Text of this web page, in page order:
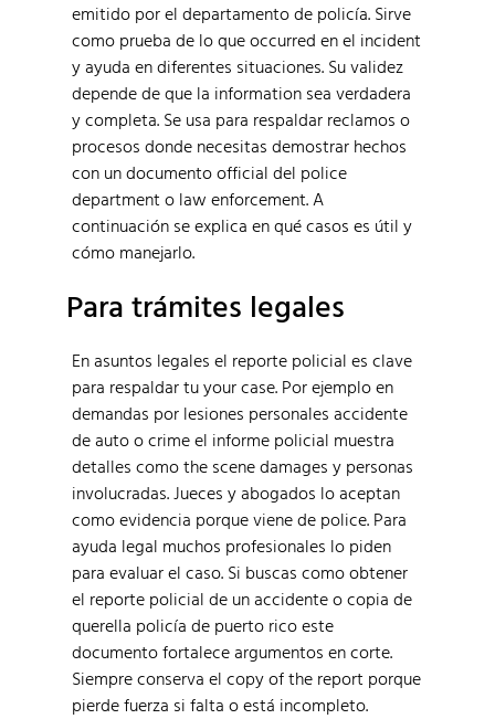
emitido por el departamento de policía. Sirve
como prueba de lo que occurred en el incident
y ayuda en diferentes situaciones. Su validez
depende de que la information sea verdadera
y completa. Se usa para respaldar reclamos o
procesos donde necesitas demostrar hechos
con un documento official del police
department o law enforcement. A
continuación se explica en qué casos es útil y
cómo manejarlo.
Para trámites legales
En asuntos legales el reporte policial es clave
para respaldar tu your case. Por ejemplo en
demandas por lesiones personales accidente
de auto o crime el informe policial muestra
detalles como the scene damages y personas
involucradas. Jueces y abogados lo aceptan
como evidencia porque viene de police. Para
ayuda legal muchos profesionales lo piden
para evaluar el caso. Si buscas como obtener
el reporte policial de un accidente o copia de
querella policía de puerto rico este
documento fortalece argumentos en corte.
Siempre conserva el copy of the report porque
pierde fuerza si falta o está incompleto.